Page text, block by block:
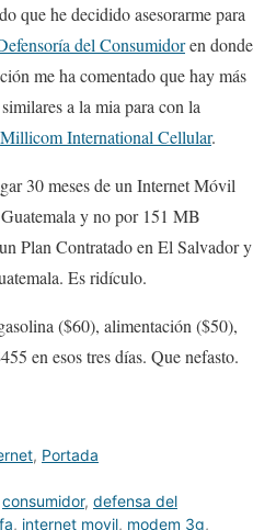
que he decidido asesorarme para
del Consumidoren donde
me ha comentado que hay más
a la mia para con la
Millicom International Cellular.
30 meses de un Internet Móvil
y no por 151 MB
Plan Contratado en El Salvador y
Es ridículo.
($60), alimentación ($50),
en esos tres días. Que nefasto.
, Portada
consumidor, defensa del
, internet movil, modem 3g,